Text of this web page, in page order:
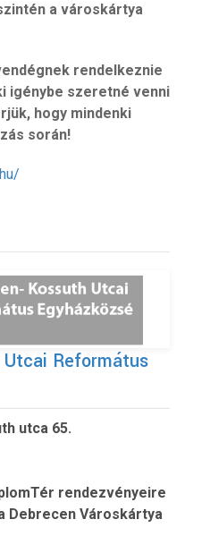
a városkártya
rendelkeznie
igénybe szeretné venni
hogy mindenki
során!
Református
utca 65.
rendezvényeire
Debrecen Városkártya